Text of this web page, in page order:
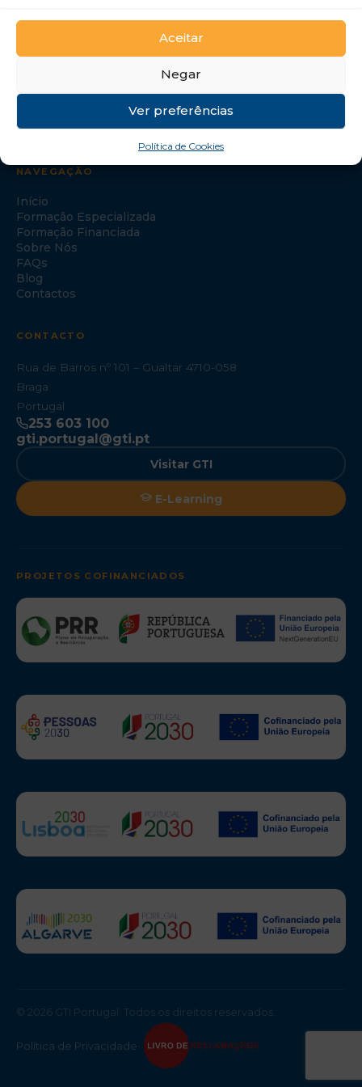
Aceitar
Negar
Ver preferências
Política de Cookies
NAVEGAÇÃO
Início
Formação Especializada
Formação Financiada
Sobre Nós
FAQs
Blog
Contactos
CONTACTO
Rua de Barros nº 101 – Gualtar 4710-058
Braga
Portugal
253 603 100
gti.portugal@gti.pt
Visitar GTI
E-Learning
PROJETOS COFINANCIADOS
© 2026 GTI Portugal. Todos os direitos reservados.
Política de Privacidade